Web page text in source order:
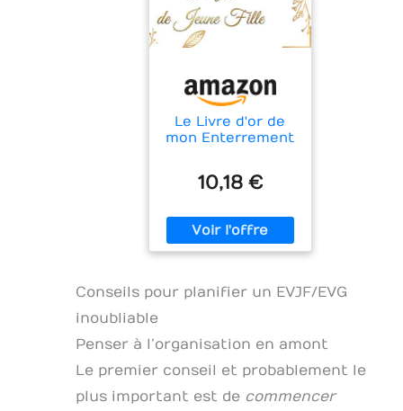
Le Livre d'or de
mon Enterrement
organisez vos
accessoires,
décorations, pour
un beau cadeau
future mariée |
Thème : motif de
10,18 €
Conseils pour planifier un EVJF/EVG
inoubliable
Penser à l’organisation en amont
Le premier conseil et probablement le
plus important est de commencer